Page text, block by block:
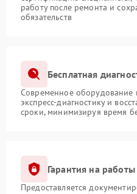
работу после ремонта и
обязательств
Бесплатная
Современное оборудование
экспресс-диагностику и
сроки, минимизируя время
Гарантия на работы
Предоставляется